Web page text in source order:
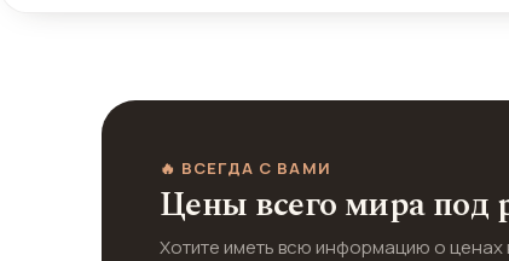
🔥 ВСЕГДА С ВАМИ
Цены всего мира под
Хотите иметь всю информацию о ценах